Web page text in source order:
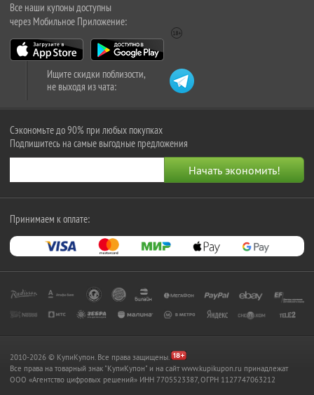
Все наши купоны доступны
через Мобильное Приложение:
Ищите скидки поблизости,
не выходя из чата:
Сэкономьте до 90% при любых покупках
Подпишитесь на самые выгодные предложения
Принимаем к оплате:
2010-2026 © КупиКупон. Все права защищены.
Все права на товарный знак "КупиКупон" и на сайт www.kupikupon.ru принадлежат
OOO «Агентство цифровых решений» ИНН 7705523387, ОГРН 1127747063212